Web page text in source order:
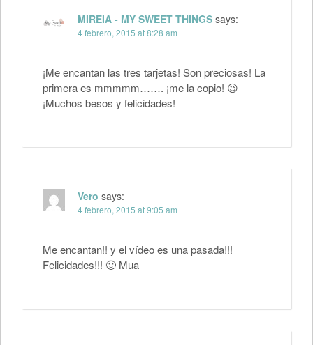
MIREIA - MY SWEET THINGS says:
4 febrero, 2015 at 8:28 am
¡Me encantan las tres tarjetas! Son preciosas! La
primera es mmmmm……. ¡me la copio! 😉
¡Muchos besos y felicidades!
Vero says:
4 febrero, 2015 at 9:05 am
Me encantan!! y el vídeo es una pasada!!!
Felicidades!!! 🙂 Mua